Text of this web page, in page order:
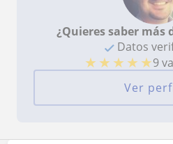
¿Quieres saber más
Datos
★ ★ ★ ★ ★9
Ver